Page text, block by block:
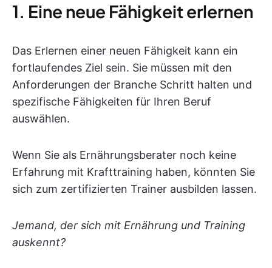
1. Eine neue Fähigkeit erlernen
Das Erlernen einer neuen Fähigkeit kann ein
fortlaufendes Ziel sein. Sie müssen mit den
Anforderungen der Branche Schritt halten und
spezifische Fähigkeiten für Ihren Beruf
auswählen.
Wenn Sie als Ernährungsberater noch keine
Erfahrung mit Krafttraining haben, könnten Sie
sich zum zertifizierten Trainer ausbilden lassen.
Jemand, der sich mit Ernährung und Training
auskennt?